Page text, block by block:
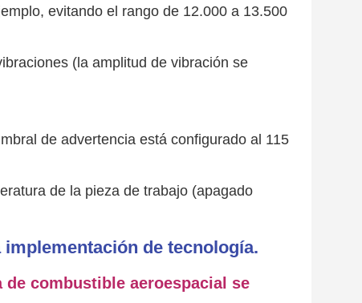
evitando el rango de 12.000 a 13.500
(la amplitud de vibración se
de advertencia está configurado al 115
de la pieza de trabajo (apagado
de tecnología.
combustible aeroespacial se